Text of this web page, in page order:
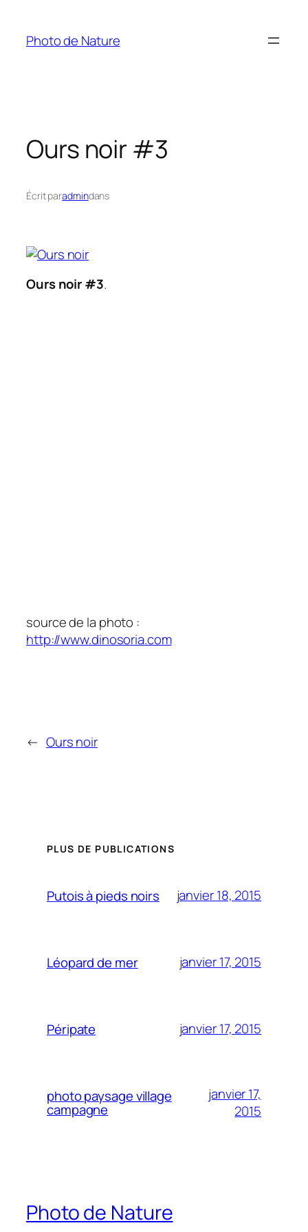
contenu
Photo de Nature
Ours noir #3
Écrit paradmindans
Ours noir #3.
source de la photo :
http://www.dinosoria.com
← Ours noir
PLUS DE PUBLICATIONS
Putois à pieds noirs janvier 18, 2015
Léopard de mer janvier 17, 2015
Péripate janvier 17, 2015
photo paysage village
campagne
janvier 17,
2015
Photo de Nature